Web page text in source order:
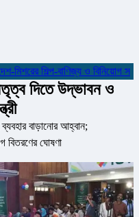
মিশরের শিল্প-বাণিজ্য ও বিনিয়োগ
দিতে উদ্ভাবন ও
বাড়ানোর আহ্বান;
বিতরণের ঘোষণা